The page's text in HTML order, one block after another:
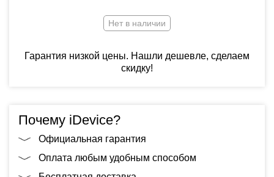
Нет в наличии
Гарантия низкой цены. Нашли дешевле, сделаем
скидку!
Почему iDevice?
Официальная гарантия
Оплата любым удобным способом